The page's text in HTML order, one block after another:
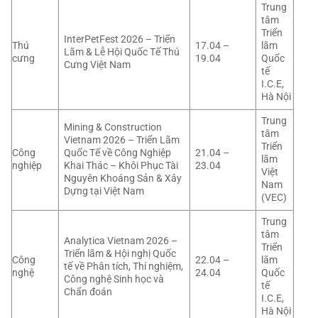
Thú
cưng
InterPetFest 2026 – Triển
Lãm & Lễ Hội Quốc Tế Thú
Cưng Việt Nam
17.04 –
19.04
Trung
tâm
Triển
lãm
Quốc
tế
I.C.E,
Hà Nội
Công
nghiệp
Mining & Construction
Vietnam 2026 – Triển Lãm
Quốc Tế về Công Nghiệp
Khai Thác – Khôi Phục Tài
Nguyên Khoáng Sản & Xây
Dựng tại Việt Nam
21.04 –
23.04
Trung
tâm
Triển
lãm
Việt
Nam
(VEC)
Công
nghệ
Analytica Vietnam 2026 –
Triển lãm & Hội nghị Quốc
tế về Phân tích, Thí nghiệm,
Công nghệ Sinh học và
Chẩn đoán
22.04 –
24.04
Trung
tâm
Triển
lãm
Quốc
tế
I.C.E,
Hà Nội